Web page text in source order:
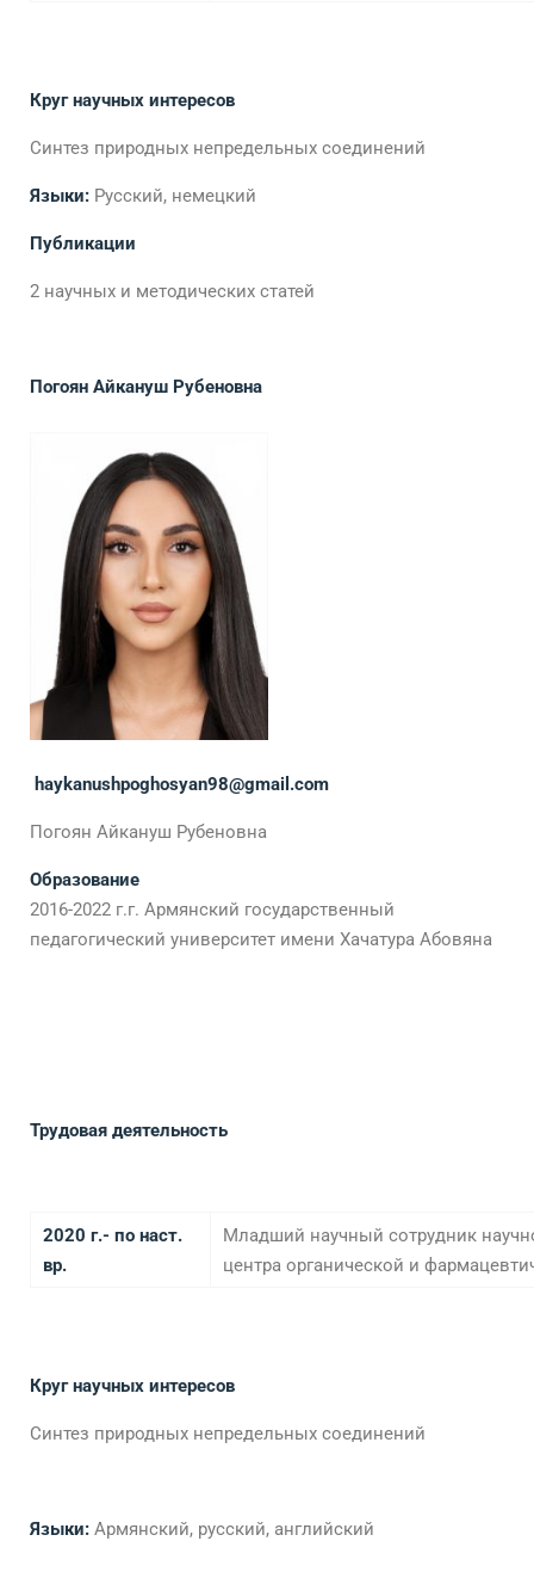
Круг научных интересов
Синтез природных непредельных соединений
Языки: Русский, немецкий
Публикации
2 научных и методических статей
Погоян Айкануш Рубеновна
haykanushpoghosyan98@gmail.com
Погоян Айкануш Рубеновна
Образование
2016-2022 г.г. Армянский государственный
педагогический университет имени Хачатура Абовяна
Трудовая деятельность
2020 г.- по наст.
вр.
Младший научный сотрудник
центра органической и
Круг научных интересов
Синтез природных непредельных соединений
Языки: Армянский, русский, английский